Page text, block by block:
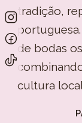
tradição,
de bodas
cultura